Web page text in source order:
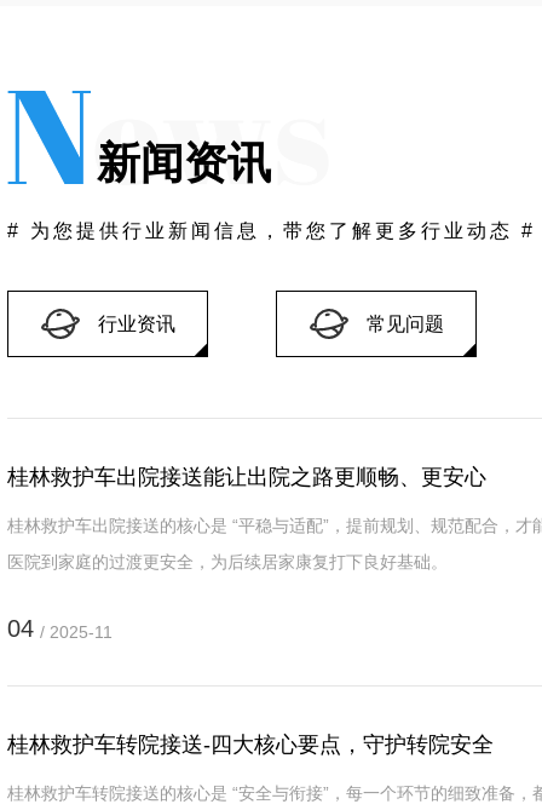
桂林120接送病人服务费用 桂林120接
桂林救护车转院接送电话 桂林救护车
新闻资讯
# 为您提供行业新闻信息，带您了解更多行业动态 #
行业资讯 常见问题
桂林救护车出院接送能让出院之路更顺畅、更安心
桂林救护车出院接送的核心是 “平稳与适配”，提前规划、规范配合，才
医院到家庭的过渡更安全，为后续居家康复打下良好基础。
04 / 2025-11
桂林救护车转院接送-四大核心要点，守护转院安全
桂林救护车转院接送的核心是 “安全与衔接”，每一个环节的细致准备，